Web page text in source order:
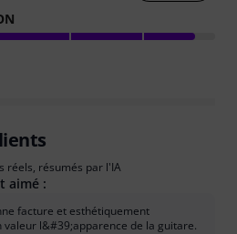
réels, résumés par l'IA
aimé :
facture et esthétiquement
valeur l&#39;apparence de la guitare.